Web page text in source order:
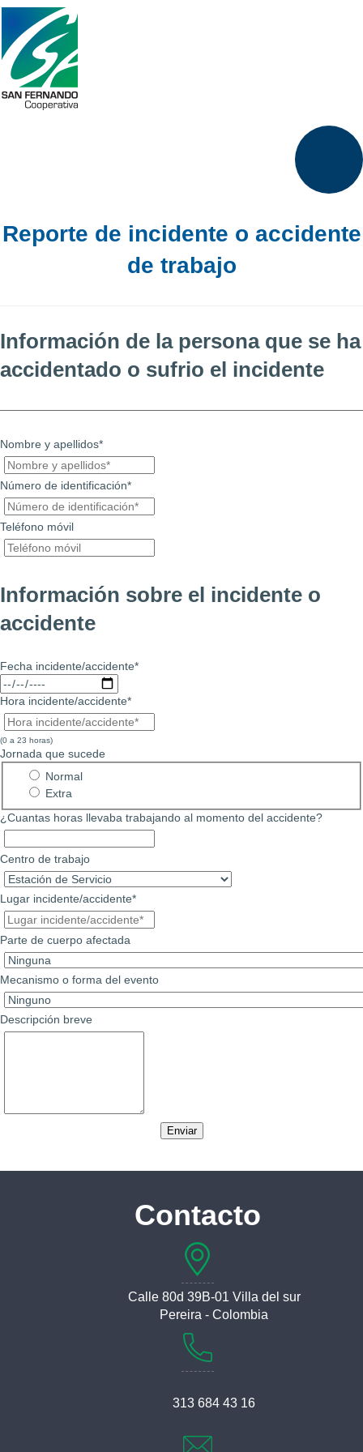
Reporte de incidente o accidente
de trabajo
Información de la persona que se ha
accidentado o sufrio el incidente
Nombre y apellidos*
Número de identificación*
Teléfono móvil
Información sobre el incidente o
accidente
Fecha incidente/accidente*
Hora incidente/accidente*
(0 a 23 horas)
Jornada que sucede
Normal
Extra
¿Cuantas horas llevaba trabajando al momento del accidente?
Centro de trabajo
Lugar incidente/accidente*
Parte de cuerpo afectada
Mecanismo o forma del evento
Descripción breve
Enviar
Contacto
Calle 80d 39B-01 Villa del sur
Pereira - Colombia
313 684 43 16